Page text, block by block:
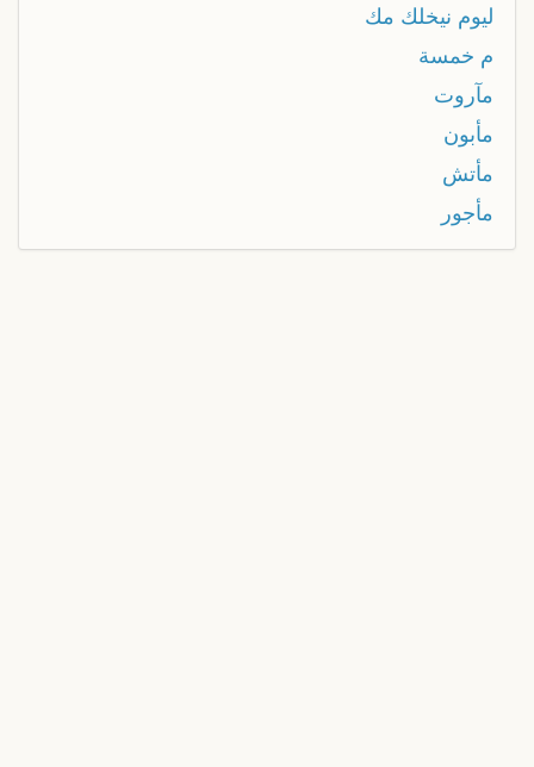
ليوم نيخلك مك
م خمسة
مآروت
مأبون
مأتش
مأجور